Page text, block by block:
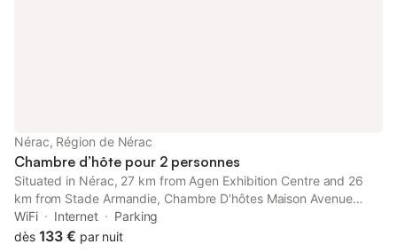
Nérac, Région de Nérac
Chambre d’hôte pour 2 personnes
Situated in Nérac, 27 km from Agen Exhibition Centre and 26
km from Stade Armandie, Chambre D'hôtes Maison Avenue
Mondenard offers air conditioning. The property is around 6.
WiFi Internet
Parking
dès 133 € par nuit